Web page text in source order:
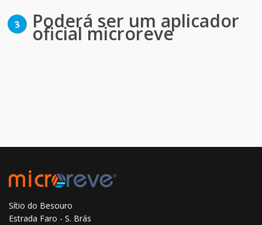
Poderá ser um aplicador
oficial microreve
Sítio do Besouro
Estrada Faro - S. Brás